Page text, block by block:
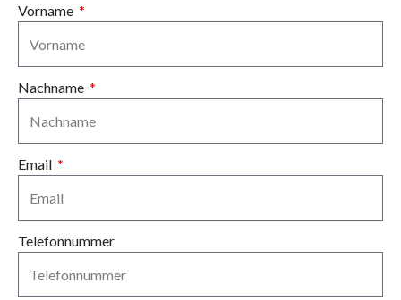
Vorname
Nachname
Email
Telefonnummer